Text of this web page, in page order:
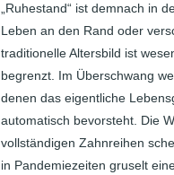
„Ruhestand“ ist demnach in
Leben an den Rand oder
traditionelle Altersbild ist
begrenzt. Im Überschwang
denen das eigentliche
automatisch bevorsteht. Die
vollständigen Zahnreihen
in Pandemiezeiten gruselt